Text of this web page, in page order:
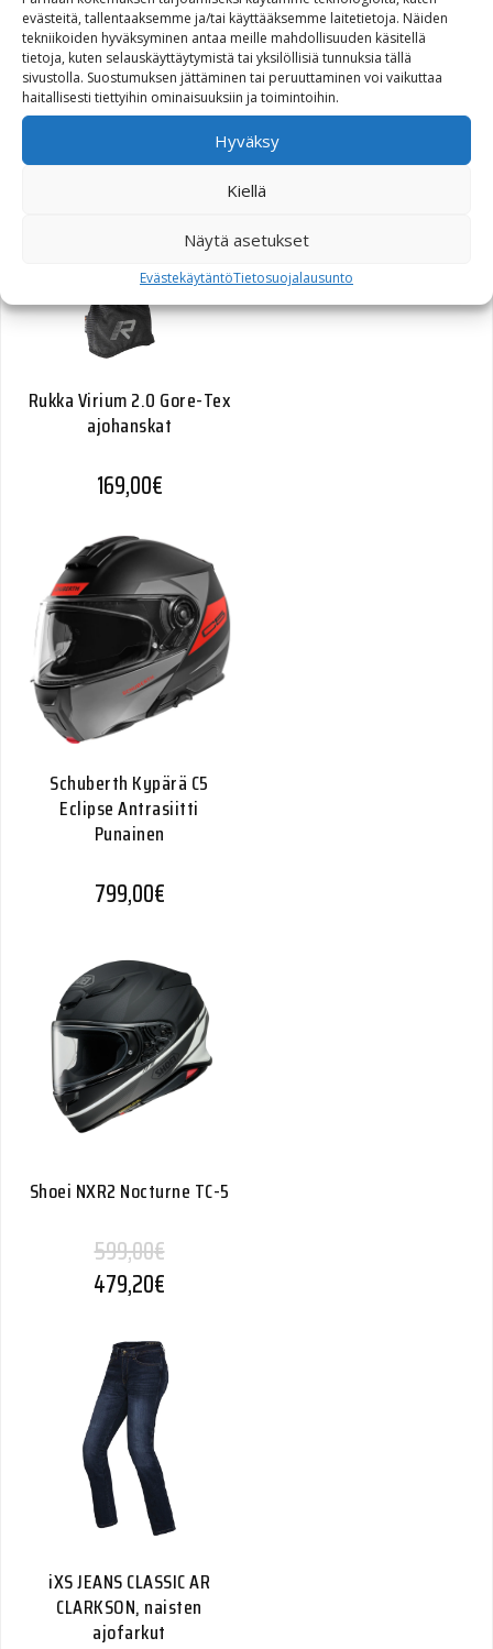
evästeitä, tallentaaksemme ja/tai käyttääksemme laitetietoja. Näiden
tekniikoiden hyväksyminen antaa meille mahdollisuuden käsitellä
tietoja, kuten selauskäyttäytymistä tai yksilöllisiä tunnuksia tällä
sivustolla. Suostumuksen jättäminen tai peruuttaminen voi vaikuttaa
haitallisesti tiettyihin ominaisuuksiin ja toimintoihin.
Hyväksy
Kiellä
Näytä asetukset
EvästekäytäntöTietosuojalausunto
Schuberth Kypärä C5
Valkoinen
729,00€
Rukka Virium 2.0 Gore-Tex
ajohanskat
169,00€
Schuberth Kypärä C5
Eclipse Antrasiitti
Punainen
799,00€
Shoei NXR2 Nocturne TC-5
599,00€
479,20€
iXS JEANS CLASSIC AR
CLARKSON, naisten
ajofarkut